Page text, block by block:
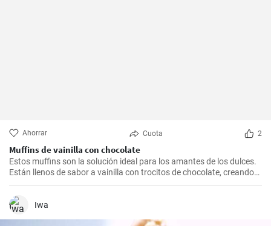
Ahorrar Cuota 2
Muffins de vainilla con chocolate
Estos muffins son la solución ideal para los amantes de los dulces.
Están llenos de sabor a vainilla con trocitos de chocolate, creando
una combinación irresistible.
Iwa